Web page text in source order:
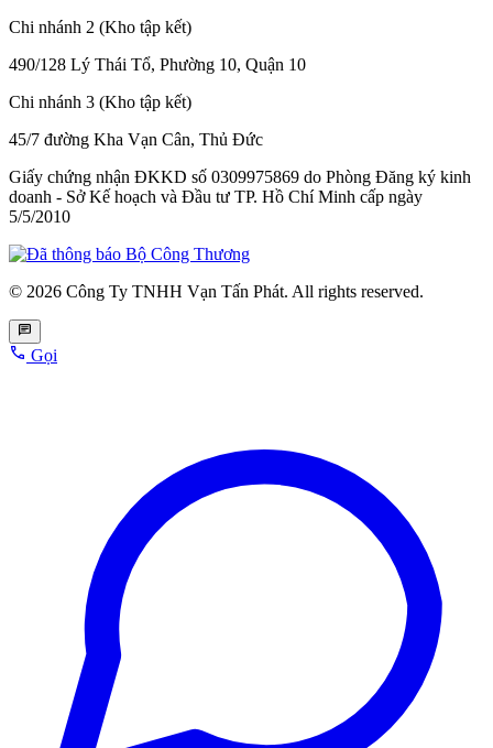
Chi nhánh 2 (Kho tập kết)
490/128 Lý Thái Tổ, Phường 10, Quận 10
Chi nhánh 3 (Kho tập kết)
45/7 đường Kha Vạn Cân, Thủ Đức
Giấy chứng nhận ĐKKD số 0309975869 do Phòng Đăng ký kinh
doanh - Sở Kế hoạch và Đầu tư TP. Hồ Chí Minh cấp ngày
5/5/2010
© 2026 Công Ty TNHH Vạn Tấn Phát. All rights reserved.
Gọi